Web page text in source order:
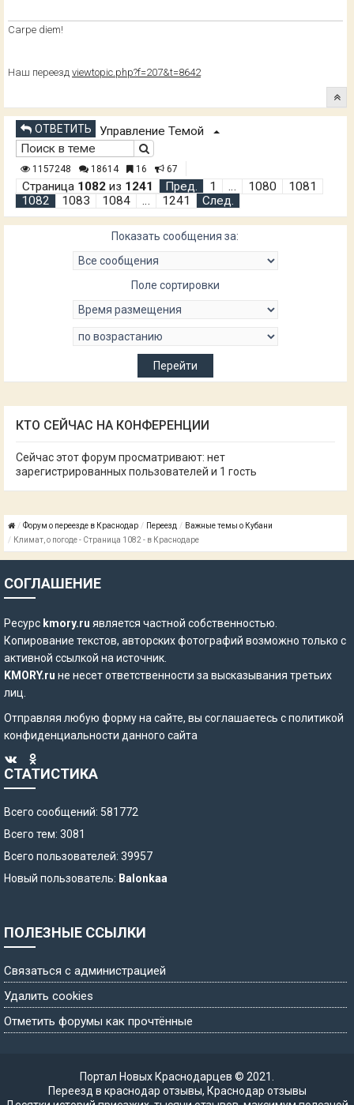
Сarpe diem!
Наш переезд viewtopic.php?f=207&t=8642
ОТВЕТИТЬ Управление Темой
1157248 18614 16 67
Страница 1082 из 1241 Пред. 1 … 1080
1081
1082
1083 1084 … 1241 След.
Показать сообщения за:
Поле сортировки
КТО СЕЙЧАС НА КОНФЕРЕНЦИИ
Сейчас этот форум просматривают: нет
зарегистрированных пользователей и 1 гость
Форум о переезде в Краснодар Переезд
Важные темы о Кубани
Климат, о погоде - Страница 1082 - в Краснодаре
СОГЛАШЕНИЕ
Ресурс kmory.ru является частной собственностью.
Копирование текстов, авторских фотографий возможно только с
активной ссылкой на источник.
KMORY.ru не несет ответственности за высказывания третьих
лиц.
Отправляя любую форму на сайте, вы соглашаетесь сполитикой
конфиденциальности данного сайта
СТАТИСТИКА
Всего сообщений: 581772
Всего тем: 3081
Всего пользователей: 39957
Новый пользователь: Balonkaa
ПОЛЕЗНЫЕ ССЫЛКИ
Связаться с администрацией
Удалить cookies
Отметить форумы как прочтённые
Портал Новых Краснодарцев © 2021.
Переезд в краснодар отзывы, Краснодар отзывы